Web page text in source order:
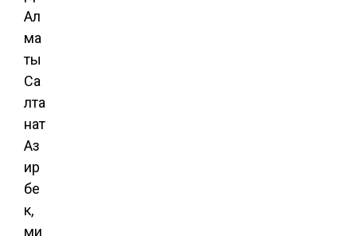
Ал
ма
ты
Са
лта
нат
Аз
ир
бе
к,
ми